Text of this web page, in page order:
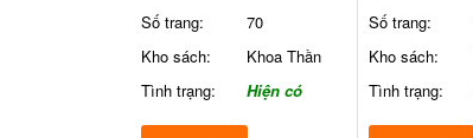
Số trang:
70
Kho sách:
Khoa Thần
Tình trạng:
Hiện có
Số trang:
Kho sách:
Tình trạng: